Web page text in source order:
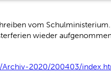
vom Schulministerium.
wieder
Archiv-2020/200403/